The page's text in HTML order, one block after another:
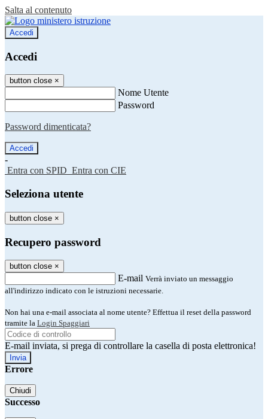
Salta al contenuto
Accedi
Accedi
button close ×
Nome Utente
Password
Password dimenticata?
-
Entra con SPID Entra con CIE
Seleziona utente
button close ×
Recupero password
button close ×
E-mail Verrà inviato un messaggio
all'indirizzo indicato con le istruzioni necessarie.
Non hai una e-mail associata al nome utente? Effettua il reset della password
tramite la Login Spaggiari
E-mail inviata, si prega di controllare la casella di posta elettronica!
Errore
Chiudi
Successo